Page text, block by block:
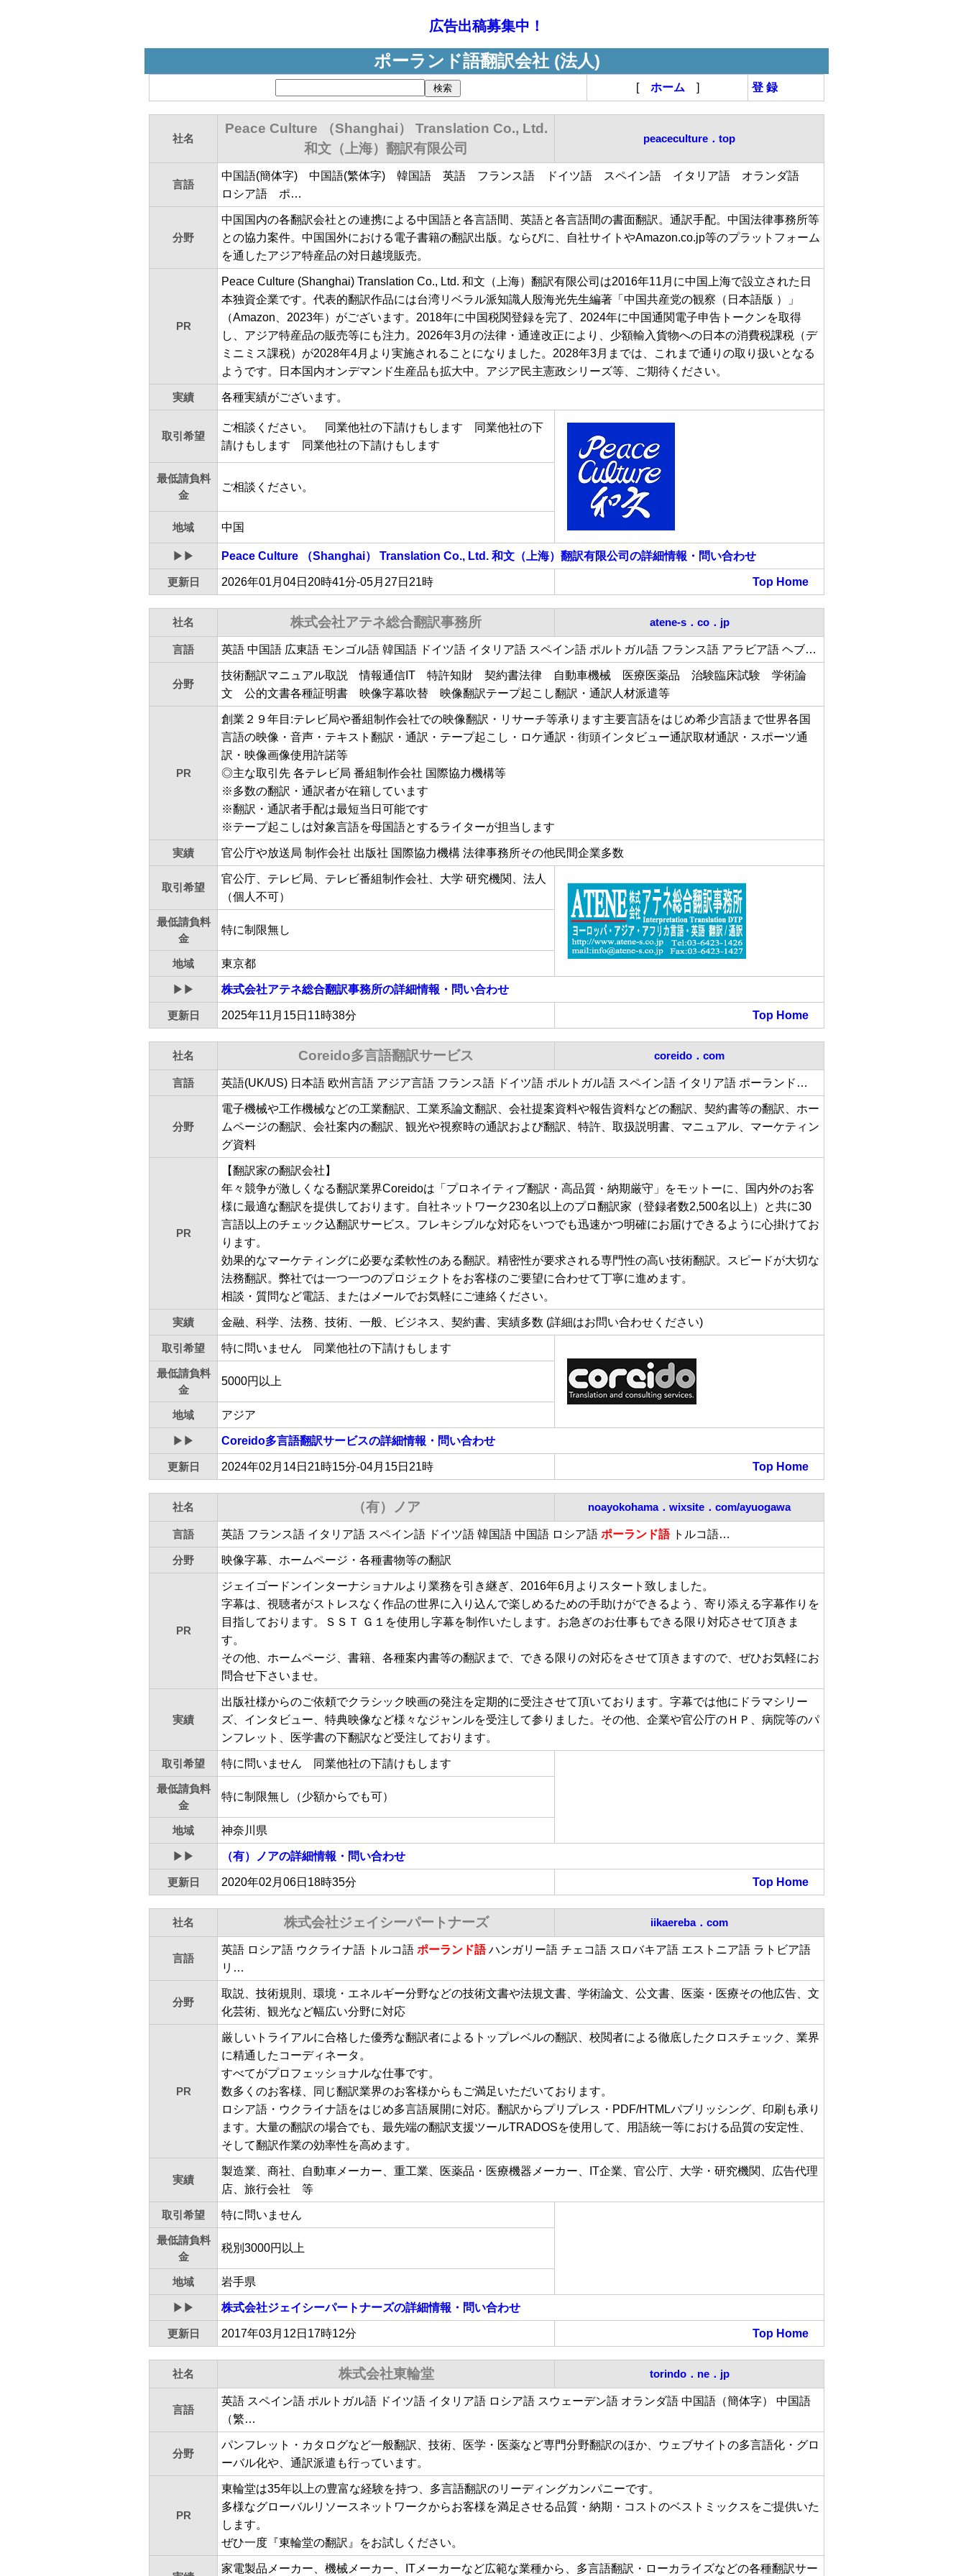
広告出稿募集中！
ポーランド語翻訳会社 (法人)
[ ホーム ] 登 録
社名
Peace Culture （Shanghai） Translation Co., Ltd.
和文（上海）翻訳有限公司
peaceculture．top
言語
中国語(簡体字) 中国語(繁体字) 韓国語 英語 フランス語 ドイツ語 スペイン語 イタリア語 オランダ語
ロシア語 ポ…
分野
中国国内の各翻訳会社との連携による中国語と各言語間、英語と各言語間の書面翻訳。通訳手配。中国法律事務所等
との協力案件。中国国外における電子書籍の翻訳出版。ならびに、自社サイトやAmazon.co.jp等のプラットフォーム
を通したアジア特産品の対日越境販売。
PR
Peace Culture (Shanghai) Translation Co., Ltd. 和文（上海）翻訳有限公司は2016年11月に中国上海で設立された日
本独資企業です。代表的翻訳作品には台湾リベラル派知識人殷海光先生編著「中国共産党の観察（日本語版 ）」
（Amazon、2023年）がございます。2018年に中国税関登録を完了、2024年に中国通関電子申告トークンを取得
し、アジア特産品の販売等にも注力。2026年3月の法律・通達改正により、少額輸入貨物への日本の消費税課税（デ
ミニミス課税）が2028年4月より実施されることになりました。2028年3月までは、これまで通りの取り扱いとなる
ようです。日本国内オンデマンド生産品も拡大中。アジア民主憲政シリーズ等、ご期待ください。
実績 各種実績がございます。
取引希望
ご相談ください。 同業他社の下請けもします 同業他社の下
請けもします 同業他社の下請けもします
最低請負料
金
ご相談ください。
地域 中国
▶▶ Peace Culture （Shanghai） Translation Co., Ltd. 和文（上海）翻訳有限公司 の詳細情報・問い合わせ
更新日 2026年01月04日20時41分-05月27日21時 Top Home
社名 株式会社アテネ総合翻訳事務所 atene-s．co．jp
言語 英語 中国語 広東語 モンゴル語 韓国語 ドイツ語 イタリア語 スペイン語 ポルトガル語 フランス語 アラビア語 ヘブ…
分野
技術翻訳マニュアル取説 情報通信IT 特許知財 契約書法律 自動車機械 医療医薬品 治験臨床試験 学術論
文 公的文書各種証明書 映像字幕吹替 映像翻訳テープ起こし翻訳・通訳人材派遣等
PR
創業２９年目:テレビ局や番組制作会社での映像翻訳・リサーチ等承ります主要言語をはじめ希少言語まで世界各国
言語の映像・音声・テキスト翻訳・通訳・テープ起こし・ロケ通訳・街頭インタビュー通訳取材通訳・スポーツ通
訳・映像画像使用許諾等
◎主な取引先 各テレビ局 番組制作会社 国際協力機構等
※多数の翻訳・通訳者が在籍しています
※翻訳・通訳者手配は最短当日可能です
※テープ起こしは対象言語を母国語とするライターが担当します
実績 官公庁や放送局 制作会社 出版社 国際協力機構 法律事務所その他民間企業多数
取引希望
官公庁、テレビ局、テレビ番組制作会社、大学 研究機関、法人
（個人不可）
最低請負料
金
特に制限無し
地域 東京都
▶▶ 株式会社アテネ総合翻訳事務所の詳細情報・問い合わせ
更新日 2025年11月15日11時38分 Top Home
社名 Coreido多言語翻訳サービス coreido．com
言語 英語(UK/US) 日本語 欧州言語 アジア言語 フランス語 ドイツ語 ポルトガル語 スペイン語 イタリア語 ポーランド…
分野
電子機械や工作機械などの工業翻訳、工業系論文翻訳、会社提案資料や報告資料などの翻訳、契約書等の翻訳、ホー
ムページの翻訳、会社案内の翻訳、観光や視察時の通訳および翻訳、特許、取扱説明書、マニュアル、マーケティン
グ資料
PR
【翻訳家の翻訳会社】
年々競争が激しくなる翻訳業界Coreidoは「プロネイティブ翻訳・高品質・納期厳守」をモットーに、国内外のお客
様に最適な翻訳を提供しております。自社ネットワーク230名以上のプロ翻訳家（登録者数2,500名以上）と共に30
言語以上のチェック込翻訳サービス。フレキシブルな対応をいつでも迅速かつ明確にお届けできるように心掛けてお
ります。
効果的なマーケティングに必要な柔軟性のある翻訳。精密性が要求される専門性の高い技術翻訳。スピードが大切な
法務翻訳。弊社では一つ一つのプロジェクトをお客様のご要望に合わせて丁寧に進めます。
相談・質問など電話、またはメールでお気軽にご連絡ください。
実績 金融、科学、法務、技術、一般、ビジネス、契約書、実績多数 (詳細はお問い合わせください)
取引希望 特に問いません 同業他社の下請けもします
最低請負料
金
5000円以上
地域 アジア
▶▶ Coreido多言語翻訳サービスの詳細情報・問い合わせ
更新日 2024年02月14日21時15分-04月15日21時 Top Home
社名 （有）ノア noayokohama．wixsite．com/ayuogawa
言語 英語 フランス語 イタリア語 スペイン語 ドイツ語 韓国語 中国語 ロシア語 ポーランド語トルコ語…
分野 映像字幕、ホームページ・各種書物等の翻訳
PR
ジェイゴードンインターナショナルより業務を引き継ぎ、2016年6月よりスタート致しました。
字幕は、視聴者がストレスなく作品の世界に入り込んで楽しめるための手助けができるよう、寄り添える字幕作りを
目指しております。ＳＳＴ Ｇ１を使用し字幕を制作いたします。お急ぎのお仕事もできる限り対応させて頂きま
す。
その他、ホームページ、書籍、各種案内書等の翻訳まで、できる限りの対応をさせて頂きますので、ぜひお気軽にお
問合せ下さいませ。
実績
出版社様からのご依頼でクラシック映画の発注を定期的に受注させて頂いております。字幕では他にドラマシリー
ズ、インタビュー、特典映像など様々なジャンルを受注して参りました。その他、企業や官公庁のＨＰ、病院等のパ
ンフレット、医学書の下翻訳など受注しております。
取引希望 特に問いません 同業他社の下請けもします
最低請負料
金
特に制限無し（少額からでも可）
地域 神奈川県
▶▶ （有）ノアの詳細情報・問い合わせ
更新日 2020年02月06日18時35分 Top Home
社名 株式会社ジェイシーパートナーズ iikaereba．com
言語
英語 ロシア語 ウクライナ語 トルコ語 ポーランド語ハンガリー語 チェコ語 スロバキア語 エストニア語 ラトビア語
リ…
分野
取説、技術規則、環境・エネルギー分野などの技術文書や法規文書、学術論文、公文書、医薬・医療その他広告、文
化芸術、観光など幅広い分野に対応
PR
厳しいトライアルに合格した優秀な翻訳者によるトップレベルの翻訳、校閲者による徹底したクロスチェック、業界
に精通したコーディネータ。
すべてがプロフェッショナルな仕事です。
数多くのお客様、同じ翻訳業界のお客様からもご満足いただいております。
ロシア語・ウクライナ語をはじめ多言語展開に対応。翻訳からプリプレス・PDF/HTMLパブリッシング、印刷も承り
ます。大量の翻訳の場合でも、最先端の翻訳支援ツールTRADOSを使用して、用語統一等における品質の安定性、
そして翻訳作業の効率性を高めます。
実績
製造業、商社、自動車メーカー、重工業、医薬品・医療機器メーカー、IT企業、官公庁、大学・研究機関、広告代理
店、旅行会社 等
取引希望 特に問いません
最低請負料
金
税別3000円以上
地域 岩手県
▶▶ 株式会社ジェイシーパートナーズの詳細情報・問い合わせ
更新日 2017年03月12日17時12分 Top Home
社名 株式会社東輪堂 torindo．ne．jp
言語
英語 スペイン語 ポルトガル語 ドイツ語 イタリア語 ロシア語 スウェーデン語 オランダ語 中国語（簡体字） 中国語
（繁…
分野
パンフレット・カタログなど一般翻訳、技術、医学・医薬など専門分野翻訳のほか、ウェブサイトの多言語化・グロ
ーバル化や、通訳派遣も行っています。
PR
東輪堂は35年以上の豊富な経験を持つ、多言語翻訳のリーディングカンパニーです。
多様なグローバルリソースネットワークからお客様を満足させる品質・納期・コストのベストミックスをご提供いた
します。
ぜひ一度『東輪堂の翻訳』をお試しください。
家電製品メーカー、機械メーカー、ITメーカーなど広範な業種から、多言語翻訳・ローカライズなどの各種翻訳サー